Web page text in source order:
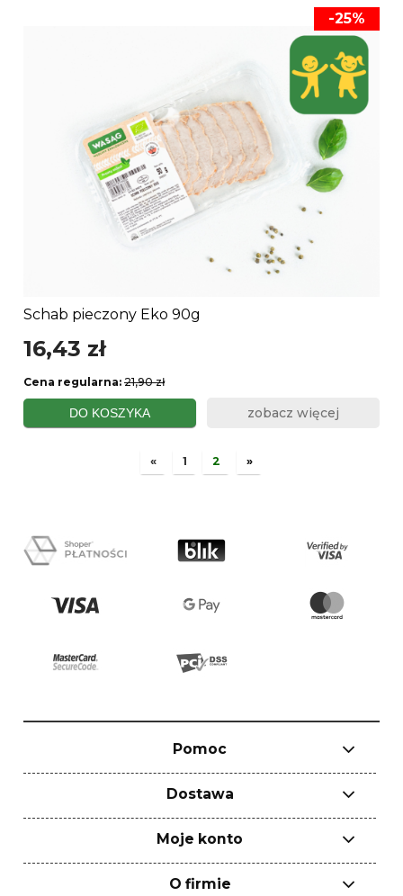
Schab pieczony Eko 90g
16,43 zł
Cena regularna: 21,90 zł
DO KOSZYKA zobacz więcej
-25%
« 1 2 »
Pomoc
Dostawa
Moje konto
O firmie